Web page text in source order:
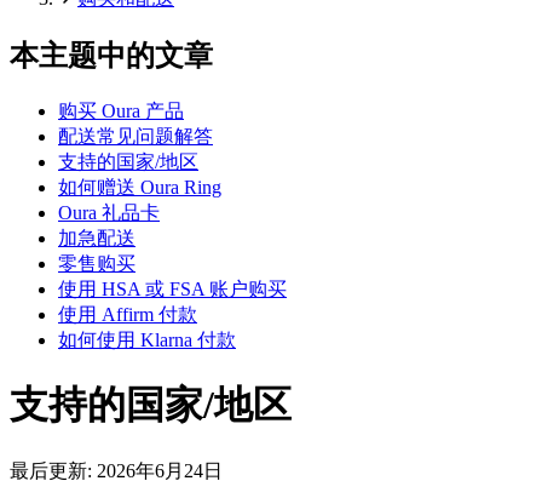
本主题中的文章
购买 Oura 产品
配送常见问题解答
支持的国家/地区
如何赠送 Oura Ring
Oura 礼品卡
加急配送
零售购买
使用 HSA 或 FSA 账户购买
使用 Affirm 付款
如何使用 Klarna 付款
支持的国家/地区
最后更新: 2026年6月24日